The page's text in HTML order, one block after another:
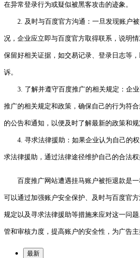
在异常登录行为或疑似被黑客攻击的迹象。
2. 及时与百度官方沟通：一旦发现账户被
况，企业应立即与百度官方取得联系，说明
保留好相关证据，如交易记录、登录日志等
诉。
3. 了解并遵守百度推广的相关规定：企业
推广的相关规定和政策，确保自己的行为符
的公告和通知，以便及时了解最新的政策和规
4. 寻求法律援助：如果企业认为自己的权
求法律援助，通过法律途径维护自己的合法权
百度推广网站遭遇挂马账户被拒退款是
可以通过加强账户安全保护、及时与百度官
规定以及寻求法律援助等措施来应对这一问
管和审核力度，提高账户的安全性，为广告主
最新